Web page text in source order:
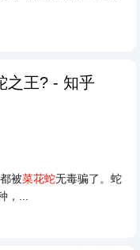
之王? - 知乎
被菜花蛇无毒骗了。蛇
，...